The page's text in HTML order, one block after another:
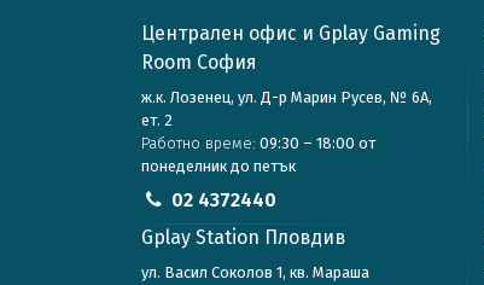
Централен офис и Gplay Gaming
Room София
ж.к. Лозенец, ул. Д-р Марин Русев, № 6А,
ет. 2
Работно време: 09:30 – 18:00 от
понеделник до петък
02 4372440
Gplay Station Пловдив
ул. Васил Соколов 1, кв. Мараша